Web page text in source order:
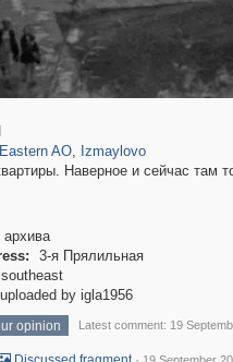
29,248
Eastern AO, Izmaylovo
Наверное и сейчас
3-я Прялильная
southeast
uploaded by igla1956
opinion Latest comment: 19